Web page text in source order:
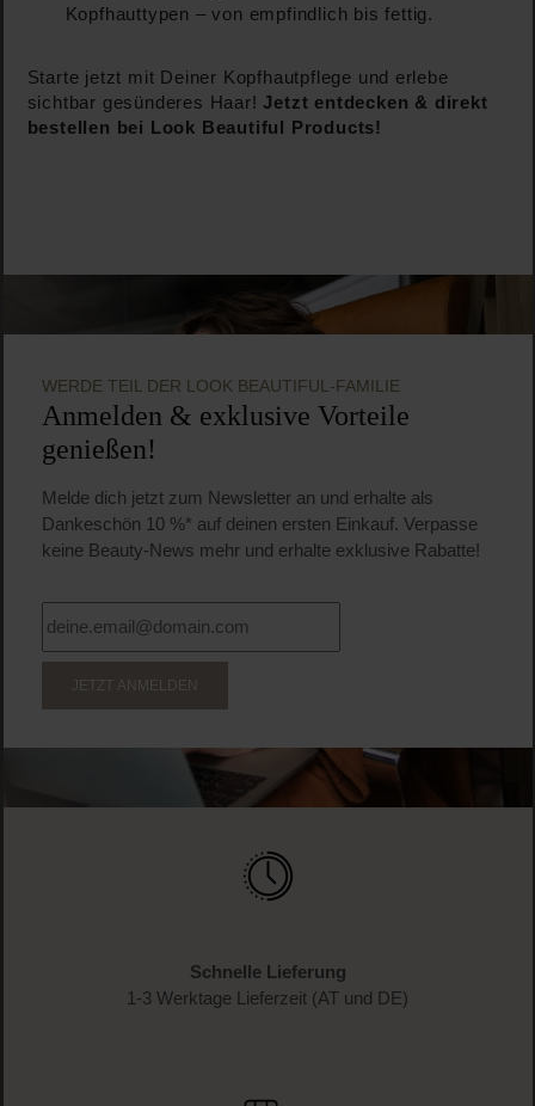
Kopfhauttypen – von empfindlich bis fettig.
Starte jetzt mit Deiner Kopfhautpflege und erlebe
sichtbar gesünderes Haar!Jetzt entdecken & direkt
bestellen bei Look Beautiful Products!
WERDE TEIL DER LOOK BEAUTIFUL-FAMILIE
Anmelden & exklusive Vorteile
genießen!
Melde dich jetzt zum Newsletter an und erhalte als
Dankeschön 10 %* auf deinen ersten Einkauf. Verpasse
keine Beauty-News mehr und erhalte exklusive Rabatte!
JETZT ANMELDEN
Schnelle Lieferung
1-3 Werktage Lieferzeit (AT und DE)